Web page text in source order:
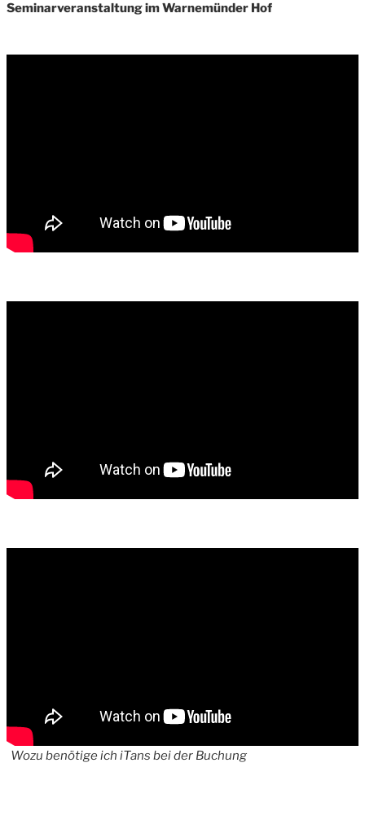
Seminarveranstaltung im Warnemünder Hof
Wozu benötige ich iTans bei der Buchung